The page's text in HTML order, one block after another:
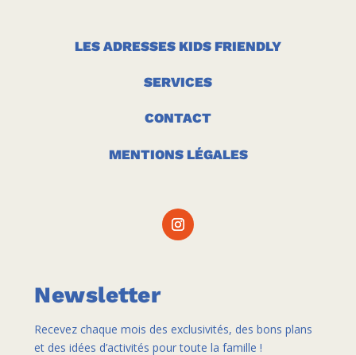
LES ADRESSES KIDS FRIENDLY
SERVICES
CONTACT
MENTIONS LÉGALES
Newsletter
Recevez chaque mois des exclusivités, des bons plans
et des idées d’activités pour toute la famille !